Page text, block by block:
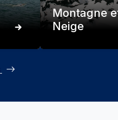
Montagne
Neige